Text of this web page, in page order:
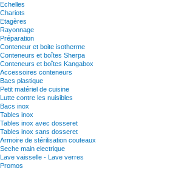
Echelles
Chariots
Etagères
Rayonnage
Préparation
Conteneur et boite isotherme
Conteneurs et boîtes Sherpa
Conteneurs et boîtes Kangabox
Accessoires conteneurs
Bacs plastique
Petit matériel de cuisine
Lutte contre les nuisibles
Bacs inox
Tables inox
Tables inox avec dosseret
Tables inox sans dosseret
Armoire de stérilisation couteaux
Seche main electrique
Lave vaisselle - Lave verres
Promos